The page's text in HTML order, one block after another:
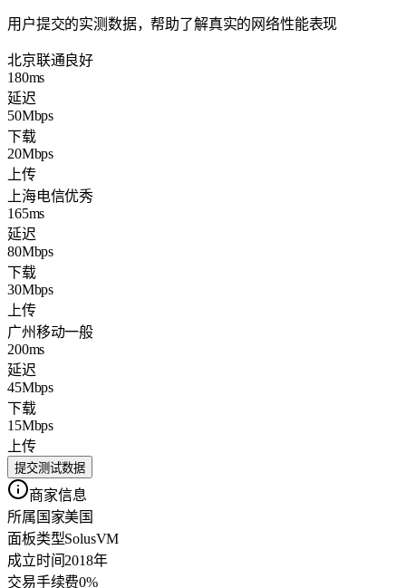
用户提交的实测数据，帮助了解真实的网络性能表现
北京联通 良好
180ms
延迟
50Mbps
下载
20Mbps
上传
上海电信优秀
165ms
延迟
80Mbps
下载
30Mbps
上传
广州移动一般
200ms
延迟
45Mbps
下载
15Mbps
上传
提交测试数据
商家信息
所属国家美国
面板类型SolusVM
成立时间2018年
交易手续费0%